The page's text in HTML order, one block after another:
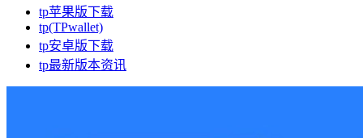
tp苹果版下载
tp(TPwallet)
tp安卓版下载
tp最新版本资讯